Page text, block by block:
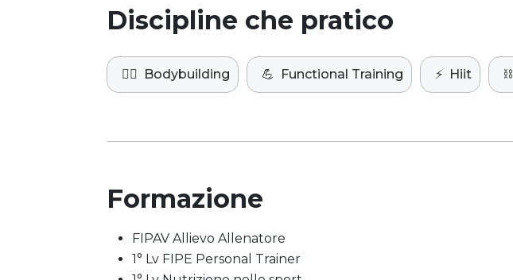
Discipline che pratico
🏋️‍♀️ Bodybuilding 💪 Functional Training ⚡️ Hiit ⛓️
Formazione
FIPAV Allievo Allenatore
1° Lv FIPE Personal Trainer